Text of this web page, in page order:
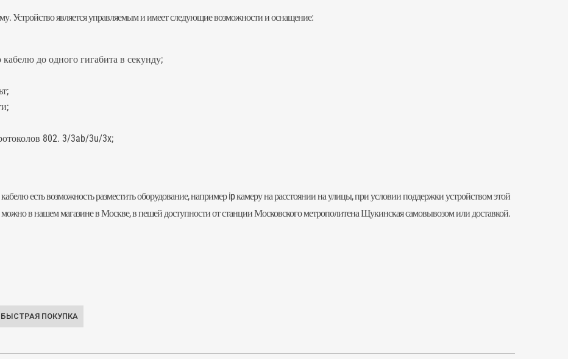
Устройство является управляемым и имеет следующие возможности и оснащение:
до одного гигабита в секунду;
802. 3/3ab/3u/3x;
есть возможность разместить оборудование, например ip камеру на расстоянии на улицы, при условии поддержки устройством этой
в нашем магазине в Москве, в пешей доступности от станции Московского метрополитена Щукинская самовывозом или доставкой.